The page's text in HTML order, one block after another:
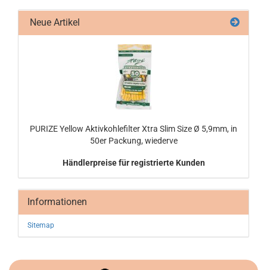
Neue Artikel
PU­RI­ZE Yellow Ak­tiv­koh­le­fil­ter Xtra Slim Size Ø 5,9mm, in
50er Pa­ckung, wie­der­ve
Händlerpreise für registrierte Kunden
Informationen
Sitemap